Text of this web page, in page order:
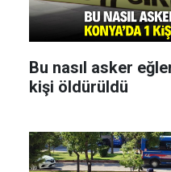
Bu nasıl asker
kişi öldürüldü